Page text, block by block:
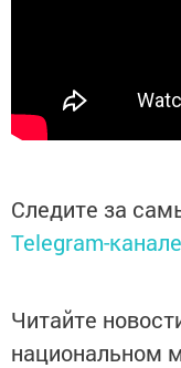
Следите за
Telegram-канале
Читайте
национальном